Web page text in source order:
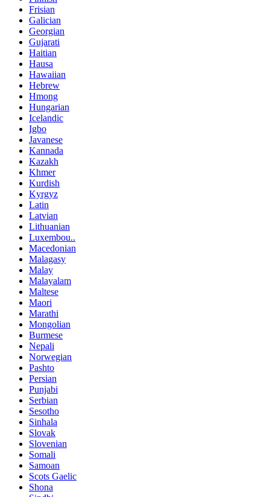
Frisian
Galician
Georgian
Gujarati
Haitian
Hausa
Hawaiian
Hebrew
Hmong
Hungarian
Icelandic
Igbo
Javanese
Kannada
Kazakh
Khmer
Kurdish
Kyrgyz
Latin
Latvian
Lithuanian
Luxembou..
Macedonian
Malagasy
Malay
Malayalam
Maltese
Maori
Marathi
Mongolian
Burmese
Nepali
Norwegian
Pashto
Persian
Punjabi
Serbian
Sesotho
Sinhala
Slovak
Slovenian
Somali
Samoan
Scots Gaelic
Shona